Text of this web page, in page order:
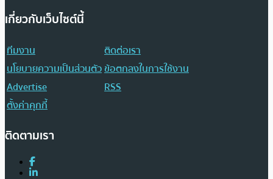
เกี่ยวกับเว็บไซต์นี้
ทีมงาน
ติดต่อเรา
นโยบายความเป็นส่วนตัวข้อตกลงในการใช้งาน
Advertise
RSS
ตั้งค่าคุกกี้
ติดตามเรา